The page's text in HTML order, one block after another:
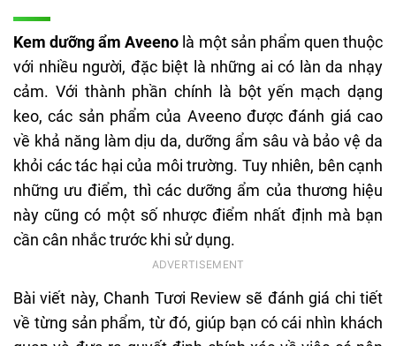
Kem dưỡng ẩm Aveeno là một sản phẩm quen thuộc
với nhiều người, đặc biệt là những ai có làn da nhạy
cảm. Với thành phần chính là bột yến mạch dạng
keo, các sản phẩm của Aveeno được đánh giá cao
về khả năng làm dịu da, dưỡng ẩm sâu và bảo vệ da
khỏi các tác hại của môi trường. Tuy nhiên, bên cạnh
những ưu điểm, thì các dưỡng ẩm của thương hiệu
này cũng có một số nhược điểm nhất định mà bạn
cần cân nhắc trước khi sử dụng.
Bài viết này, Chanh Tươi Review sẽ đánh giá chi tiết
về từng sản phẩm, từ đó, giúp bạn có cái nhìn khách